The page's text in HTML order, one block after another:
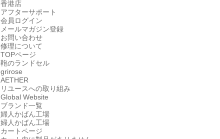
香港店
アフターサポート
会員ログイン
メールマガジン登録
お問い合わせ
修理について
TOPページ
鞄のランドセル
grirose
AETHER
リユースへの取り組み
Global Website
ブランド一覧
婦人かばん工場
婦人かばん工場
カートページ